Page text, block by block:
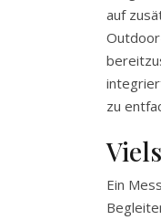
auf
zu
Ein